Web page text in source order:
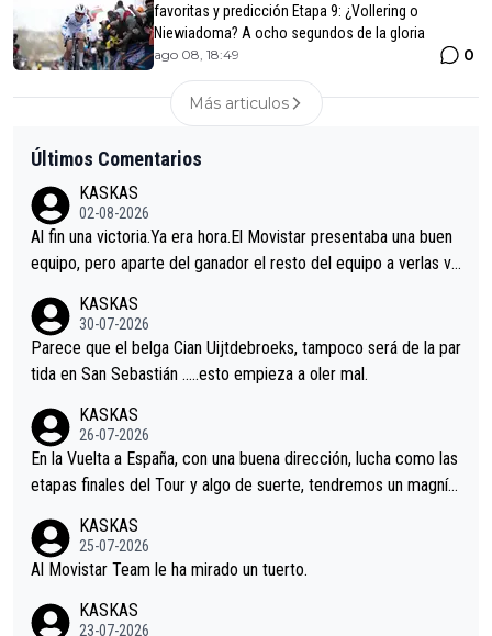
favoritas y predicción Etapa 9: ¿Vollering o
Niewiadoma? A ocho segundos de la gloria
ago 08, 18:49 0
Más articulos
Últimos Comentarios
KASKAS
02-08-2026
Al fin una victoria.Ya era hora.El Movistar presentaba una buen
equipo, pero aparte del ganador el resto del equipo a verlas ve
s.La única buena noticia es la mejoría de Enric Más en San Seb
astian.Si en la Vuelta a Burgos sigue la mejoría, podríamos ten
er alguna sorpresa en la Vuelta.Ojalá.
KASKAS
30-07-2026
Parece que el belga Cian Uijtdebroeks, tampoco será de la par
tida en San Sebastián …..esto empieza a oler mal.
KASKAS
26-07-2026
En la Vuelta a España, con una buena dirección, lucha como las
etapas finales del Tour y algo de suerte, tendremos un magnífi
KASKAS
25-07-2026
Al Movistar Team le ha mirado un tuerto.
KASKAS
23-07-2026